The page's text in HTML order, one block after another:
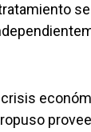
crisis